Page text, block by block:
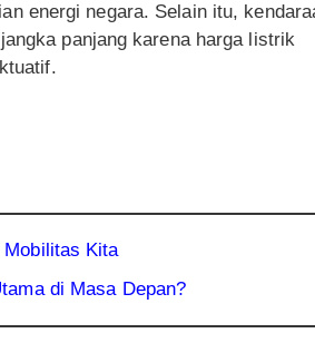
energi negara. Selain itu,
panjang karena harga listrik
Mobilitas Kita
di Masa Depan?